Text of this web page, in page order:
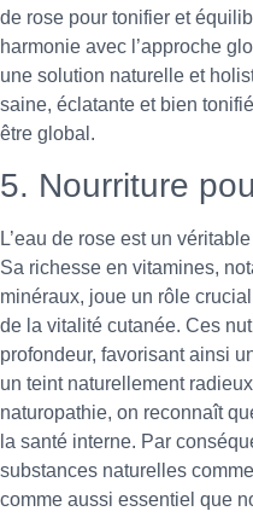
de rose pour tonifier et
harmonie avec l’approche
une solution naturelle et
saine, éclatante et bien
être global.
5. Nourriture
L’eau de rose est un
Sa richesse en vitamines,
minéraux, joue un rôle
de la vitalité cutanée. Ces
profondeur, favorisant ainsi
un teint naturellement
naturopathie, on reconnaît
la santé interne. Par
substances naturelles
comme aussi essentiel que